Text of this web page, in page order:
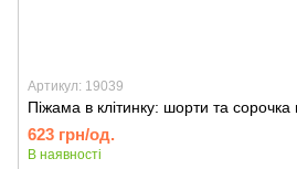
Артикул: 19039
Піжама в клітинку: шорти та сорочка
623 грн/од.
В наявності